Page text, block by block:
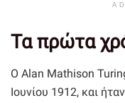
Τα πρώτα
Ο Alan Mathison
Ιουνίου 1912, και